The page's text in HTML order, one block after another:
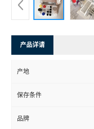
产品详请
产地
保存条件
品牌